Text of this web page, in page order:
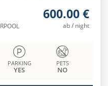
600.00 €
ab / night
PARKING
YES
PETS
NO